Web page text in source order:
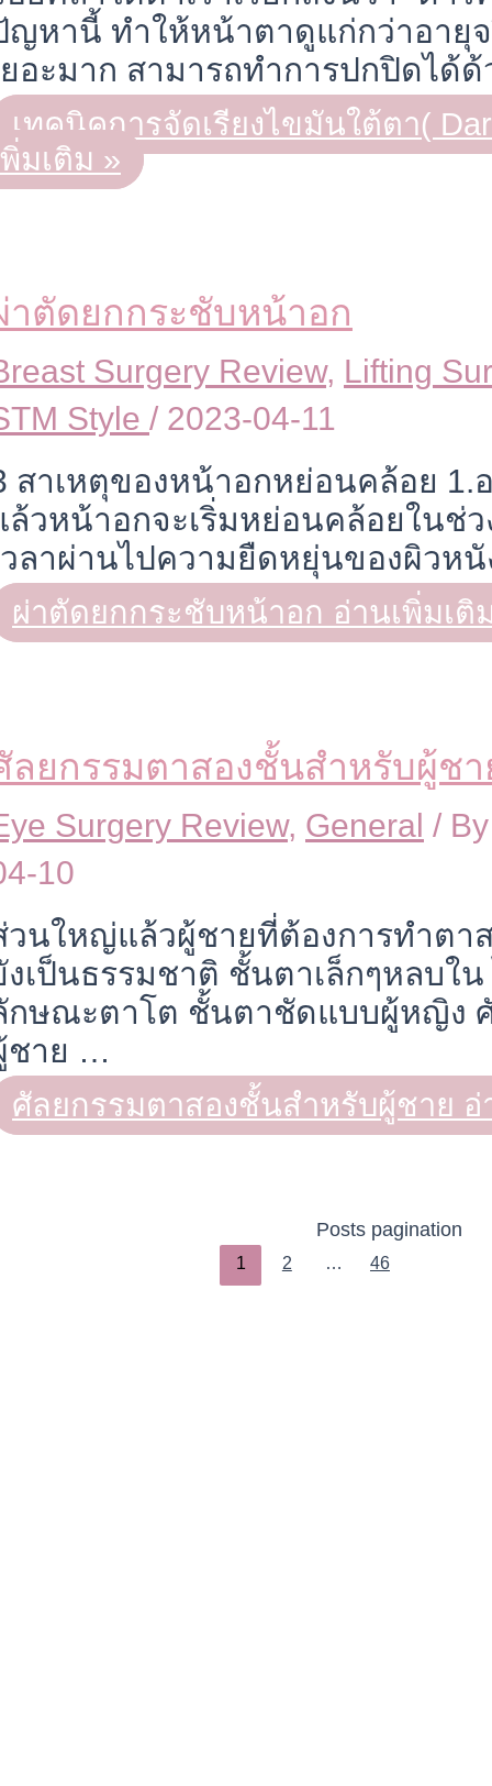
ญหานี้ ทำให้หน้าตาดูแก่กว่าอายุ
ยอะมาก สามารถทำการปกปิดได้
เทคนิคการจัดเรียงไขมันใต้ตา(
พิ่มเติม »
าตัดยกกระชับหน้าอก
Surgery Review, Lifting
Style / 2023-04-11
สาเหตุของหน้าอกหย่อนคล้อย 1.
ล้วหน้าอกจะเริ่มหย่อนคล้อยในช่ว
วลาผ่านไปความยืดหยุ่นของผิวห
ผ่าตัดยกกระชับหน้าอก อ่านเพิ่มเติ
ลยกรรมตาสองชั้นสำหรับผู้ชา
Surgery Review, General /
10
วนใหญ่แล้วผู้ชายที่ต้องการทำตา
งเป็นธรรมชาติ ชั้นตาเล็กๆหลบใ
กษณะตาโต ชั้นตาชัดแบบผู้หญิง
ชาย …
ศัลยกรรมตาสองชั้นสำหรับผู้ชาย อ่
Posts pagination
1 2 … 46